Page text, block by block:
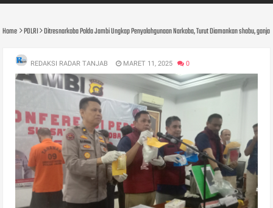
Home POLRI Ditresnarkoba Polda Jambi Ungkap Penyalahgunaan Narkoba, Turut Diamankan shabu,
REDAKSI RADAR TANJAB MARET 11, 2025 0